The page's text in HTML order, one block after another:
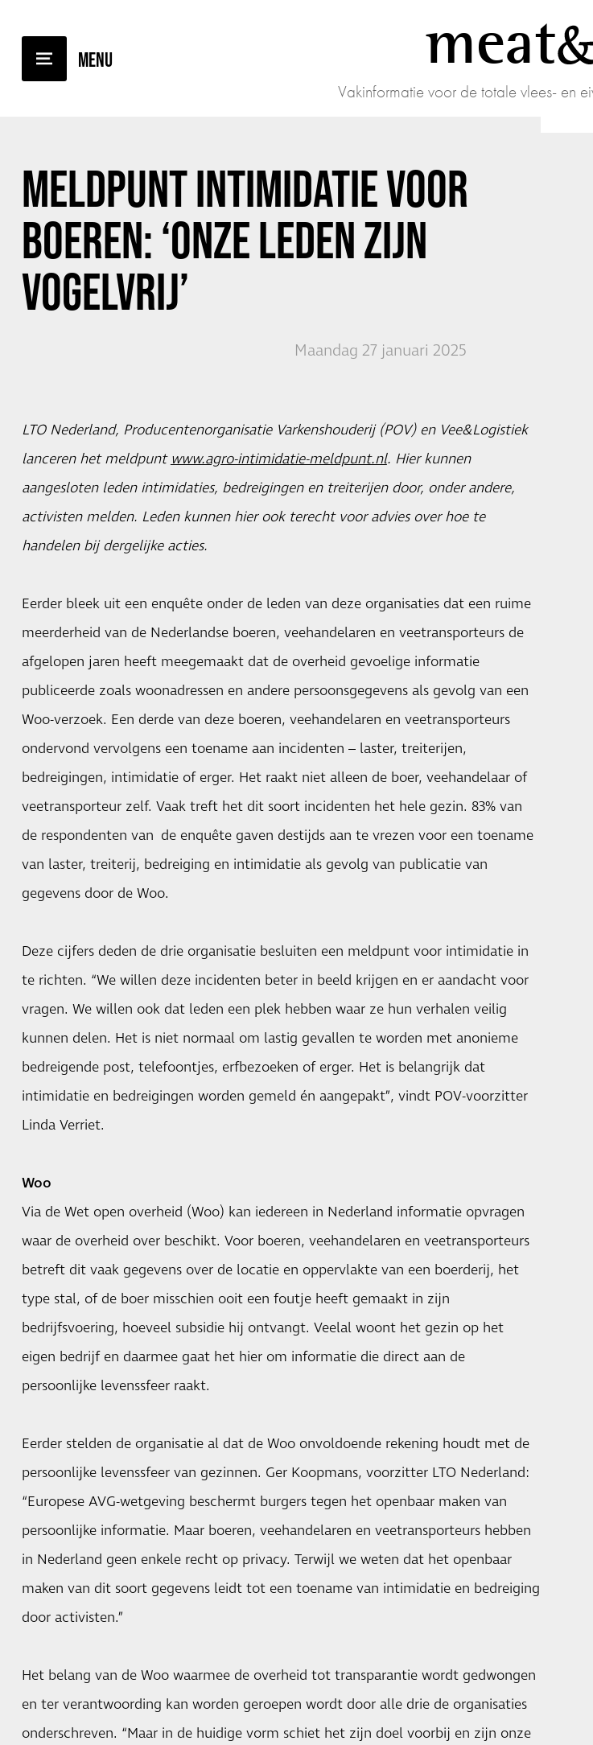
meat
Vakinformatie voor de totale vlees- en
MELDPUNT INTIMIDATIE VOOR
BOEREN: ‘ONZE LEDEN ZIJN
VOGELVRIJ’
Maandag 27 januari 2025
LTO Nederland, Producentenorganisatie Varkenshouderij (POV) en Vee&Logistiek
lanceren het meldpunt www.agro-intimidatie-meldpunt.nl. Hier kunnen
aangesloten leden intimidaties, bedreigingen en treiterijen door, onder andere,
activisten melden. Leden kunnen hier ook terecht voor advies over hoe te
handelen bij dergelijke acties.
Eerder bleek uit een enquête onder de leden van deze organisaties dat een ruime
meerderheid van de Nederlandse boeren, veehandelaren en veetransporteurs de
afgelopen jaren heeft meegemaakt dat de overheid gevoelige informatie
publiceerde zoals woonadressen en andere persoonsgegevens als gevolg van een
Woo-verzoek. Een derde van deze boeren, veehandelaren en veetransporteurs
ondervond vervolgens een toename aan incidenten – laster, treiterijen,
bedreigingen, intimidatie of erger. Het raakt niet alleen de boer, veehandelaar of
veetransporteur zelf. Vaak treft het dit soort incidenten het hele gezin. 83% van
de respondenten van de enquête gaven destijds aan te vrezen voor een toename
van laster, treiterij, bedreiging en intimidatie als gevolg van publicatie van
gegevens door de Woo.
Deze cijfers deden de drie organisatie besluiten een meldpunt voor intimidatie in
te richten. “We willen deze incidenten beter in beeld krijgen en er aandacht voor
vragen. We willen ook dat leden een plek hebben waar ze hun verhalen veilig
kunnen delen. Het is niet normaal om lastig gevallen te worden met anonieme
bedreigende post, telefoontjes, erfbezoeken of erger. Het is belangrijk dat
intimidatie en bedreigingen worden gemeld én aangepakt”, vindt POV-voorzitter
Linda Verriet.
Woo
Via de Wet open overheid (Woo) kan iedereen in Nederland informatie opvragen
waar de overheid over beschikt. Voor boeren, veehandelaren en veetransporteurs
betreft dit vaak gegevens over de locatie en oppervlakte van een boerderij, het
type stal, of de boer misschien ooit een foutje heeft gemaakt in zijn
bedrijfsvoering, hoeveel subsidie hij ontvangt. Veelal woont het gezin op het
eigen bedrijf en daarmee gaat het hier om informatie die direct aan de
persoonlijke levenssfeer raakt.
Eerder stelden de organisatie al dat de Woo onvoldoende rekening houdt met de
persoonlijke levenssfeer van gezinnen. Ger Koopmans, voorzitter LTO Nederland:
“Europese AVG-wetgeving beschermt burgers tegen het openbaar maken van
persoonlijke informatie. Maar boeren, veehandelaren en veetransporteurs hebben
in Nederland geen enkele recht op privacy. Terwijl we weten dat het openbaar
maken van dit soort gegevens leidt tot een toename van intimidatie en bedreiging
door activisten.”
Het belang van de Woo waarmee de overheid tot transparantie wordt gedwongen
en ter verantwoording kan worden geroepen wordt door alle drie de organisaties
onderschreven. “Maar in de huidige vorm schiet het zijn doel voorbij en zijn onze